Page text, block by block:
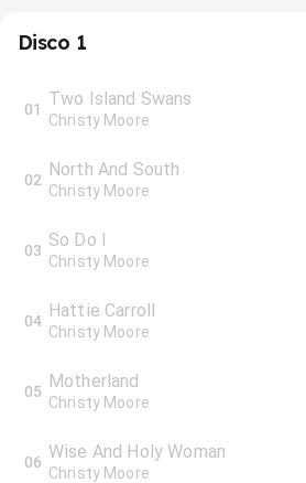
Disco 1
01 Two Island Swans
Christy Moore
02 North And South
Christy Moore
03 So Do I
Christy Moore
04 Hattie Carroll
Christy Moore
05 Motherland
Christy Moore
06 Wise And Holy Woman
Christy Moore